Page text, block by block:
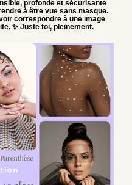
profonde et sécurisante
à être vue sans masque.
correspondre à une image
✨ Juste toi, pleinement.